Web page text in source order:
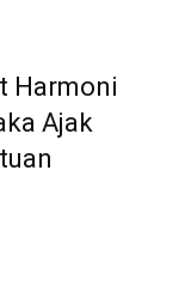
Harmoni
Ajak